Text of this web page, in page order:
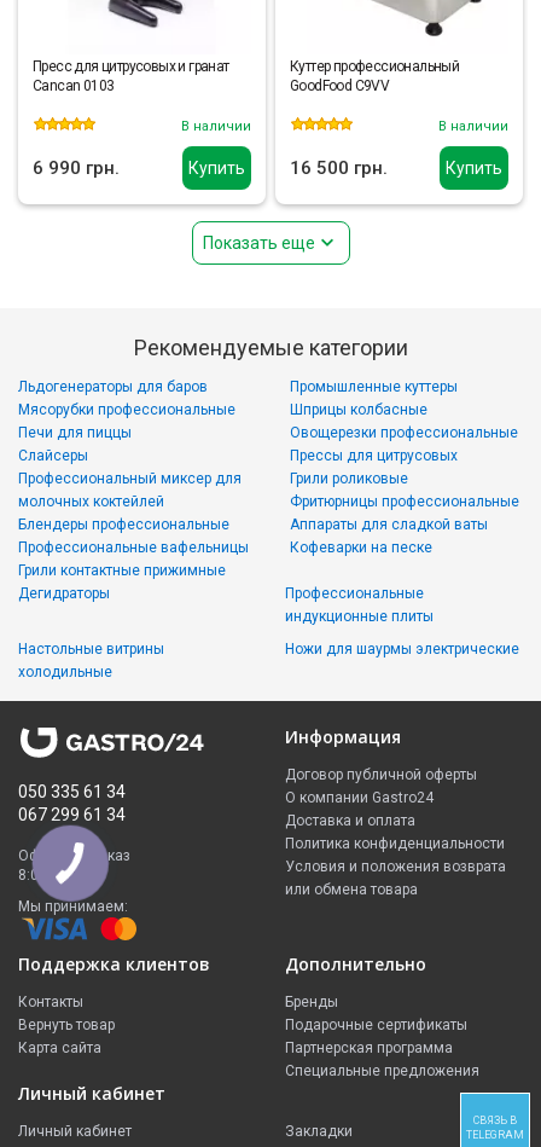
Купить
Пресс для цитрусовых и гранат
Cancan 0103
В наличии
6 990 грн. Купить
Куттер профессиональный
GoodFood C9VV
В наличии
16 500 грн.
Показать еще
Рекомендуемые категории
Льдогенераторы для баров
Мясорубки профессиональные
Печи для пиццы
Слайсеры
Промышленные куттеры
Шприцы колбасные
Овощерезки профессиональные
Прессы для цитрусовых
Профессиональный миксер для
молочных коктейлей
Блендеры профессиональные
Профессиональные вафельницы
Грили контактные прижимные
Грили роликовые
Фритюрницы профессиональные
Аппараты для сладкой ваты
Кофеварки на песке
Дегидраторы
Настольные витрины
холодильные
Профессиональные
индукционные плиты
Ножи для шаурмы электрические
050 335 61 34
067 299 61 34
Оформить заказ
8:00 - 23:00
Мы принимаем:
Информация
Договор публичной оферты
О компании Gastro24
Доставка и оплата
Политика конфиденциальности
Условия и положения возврата
или обмена товара
Поддержка клиентов
Контакты
Вернуть товар
Карта сайта
Дополнительно
Бренды
Подарочные сертификаты
Партнерская программа
Специальные предложения
Личный кабинет
Личный кабинет Закладки
СВЯЗЬ В
TELEGRAM